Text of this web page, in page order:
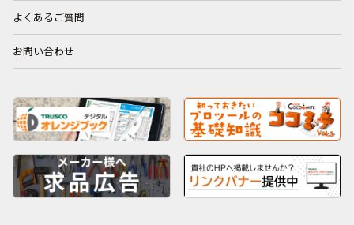
よくあるご質問
お問い合わせ